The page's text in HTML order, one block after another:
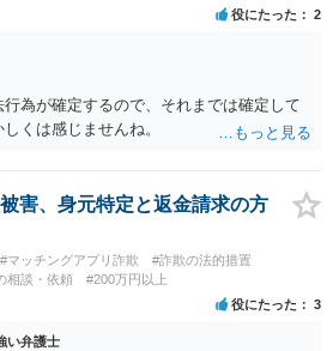
役にたった 2
為が確定するので、それまでは確定して
くは感じませんね。
害、身元特定と返金請求の方
#マッチングアプリ詐欺
#詐欺の法的措置
相談・依頼 #200万円以上
役にたった 3
い弁護士